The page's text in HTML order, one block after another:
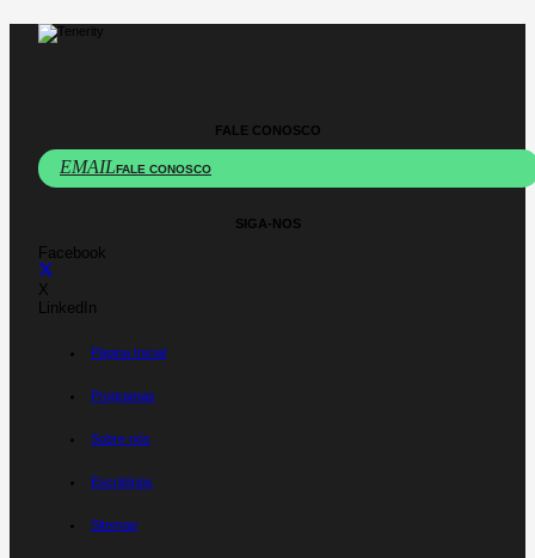
FALE CONOSCO
EMAILFALE CONOSCO
SIGA-NOS
Facebook
X
LinkedIn
Página Inicial
Programas
Sobre nós
Escritórios
Sitemap